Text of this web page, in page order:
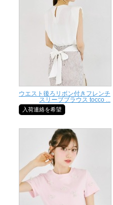
ウエスト後ろリボン付きフレンチ
スリーブブラウス tocco ...
入荷連絡を希望